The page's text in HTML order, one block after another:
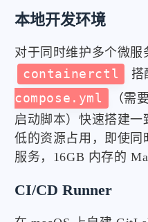
本地开发环境
对于同时维护多个微服
containerctl
搭
compose.yml
（需
启动脚本）快速搭建
低的资源占用，即使同
服务，16GB 内存的
CI/CD Runner